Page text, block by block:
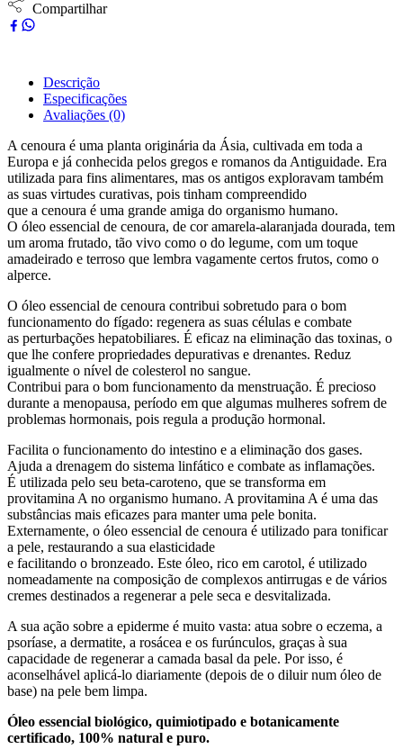
Compartilhar
Descrição
Especificações
Avaliações (0)
A cenoura é uma planta originária da Ásia, cultivada em toda a
Europa e já conhecida pelos gregos e romanos da Antiguidade. Era
utilizada para fins alimentares, mas os antigos exploravam também
as suas virtudes curativas, pois tinham compreendido
que a cenoura é uma grande amiga do organismo humano.
O óleo essencial de cenoura, de cor amarela-alaranjada dourada, tem
um aroma frutado, tão vivo como o do legume, com um toque
amadeirado e terroso que lembra vagamente certos frutos, como o
alperce.
O óleo essencial de cenoura contribui sobretudo para o bom
funcionamento do fígado: regenera as suas células e combate
as perturbações hepatobiliares. É eficaz na eliminação das toxinas, o
que lhe confere propriedades depurativas e drenantes. Reduz
igualmente o nível de colesterol no sangue.
Contribui para o bom funcionamento da menstruação. É precioso
durante a menopausa, período em que algumas mulheres sofrem de
problemas hormonais, pois regula a produção hormonal.
Facilita o funcionamento do intestino e a eliminação dos gases.
Ajuda a drenagem do sistema linfático e combate as inflamações.
É utilizada pelo seu beta-caroteno, que se transforma em
provitamina A no organismo humano. A provitamina A é uma das
substâncias mais eficazes para manter uma pele bonita.
Externamente, o óleo essencial de cenoura é utilizado para tonificar
a pele, restaurando a sua elasticidade
e facilitando o bronzeado. Este óleo, rico em carotol, é utilizado
nomeadamente na composição de complexos antirrugas e de vários
cremes destinados a regenerar a pele seca e desvitalizada.
A sua ação sobre a epiderme é muito vasta: atua sobre o eczema, a
psoríase, a dermatite, a rosácea e os furúnculos, graças à sua
capacidade de regenerar a camada basal da pele. Por isso, é
aconselhável aplicá-lo diariamente (depois de o diluir num óleo de
base) na pele bem limpa.
Óleo essencial biológico, quimiotipado e botanicamente
certificado, 100% natural e puro.